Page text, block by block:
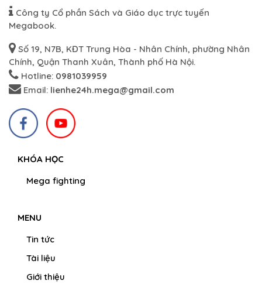
Công ty Cổ phần Sách và Giáo dục trực tuyến
Megabook.
Số 19, N7B, KĐT Trung Hòa - Nhân Chính, phường Nhân
Chính, Quận Thanh Xuân, Thành phố Hà Nội.
Hotline: 0981039959
Email: lienhe24h.mega@gmail.com
KHÓA HỌC
Mega fighting
MENU
Tin tức
Tài liệu
Giới thiệu